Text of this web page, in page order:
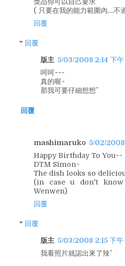
( 只要在我的能力範圍內....不
回覆
回覆
版主 5/03/2008 2:14 下午
呵呵~~~
真的喔~
那我可要仔細想想^^
回覆
mashimaruko 5/02/2008
Happy Birthday To You~~
DTM Simon~
The dish looks so
(in case u don't
Wenwen)
回覆
回覆
版主 5/03/2008 2:15 下午
我看照片就認出來了辣^^